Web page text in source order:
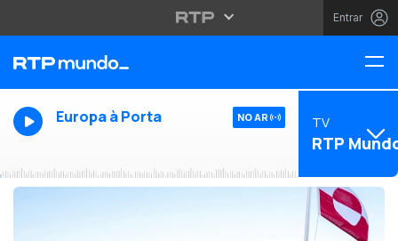
Entrar
Europa à Porta NO AR TV
RTP